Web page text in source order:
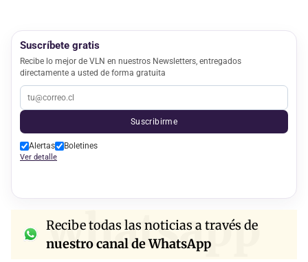
Suscríbete gratis
Recibe lo mejor de VLN en nuestros Newsletters, entregados
directamente a usted de forma gratuita
Suscribirme
Alertas Boletines
Ver detalle
whatsapp
Recibe todas las noticias a través de
nuestro canal de WhatsApp